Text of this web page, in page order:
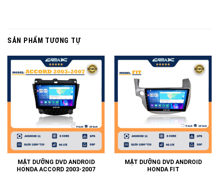
SẢN PHẨM TƯƠNG TỰ
MẶT DƯỠNG DVD ANDROID
HONDA ACCORD 2003-2007
MẶT DƯỠNG DVD ANDROID
HONDA FIT